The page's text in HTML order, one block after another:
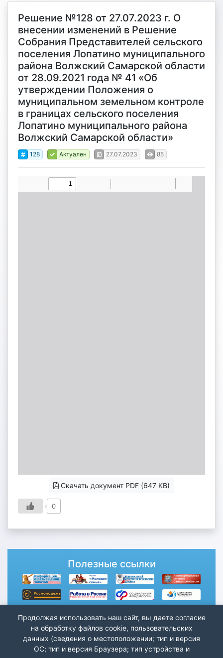
Решение №128 от 27.07.2023 г. О
внесении изменений в Решение
Собрания Представителей сельского
поселения Лопатино муниципального
района Волжский Самарской области
от 28.09.2021 года № 41 «Об
утверждении Положения о
муниципальном земельном контроле
в границах сельского поселения
Лопатино муниципального района
Волжский Самарской области»
128 Актуален 27.07.2023 85
Скачать документ PDF (647 KB)
0
Полезные ссылки
Продолжая использовать наш сайт, вы даете согласие
на обработку файлов cookie, пользовательских
данных (сведения о местоположении; тип и версия
ОС; тип и версия Браузера; тип устройства и